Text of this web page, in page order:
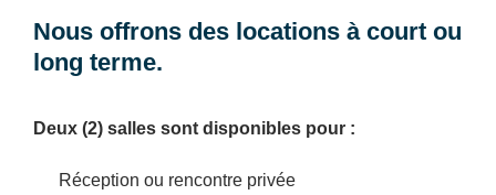
Nous offrons des locations à court ou
long terme.
Deux (2) salles sont disponibles pour :
Réception ou rencontre privée